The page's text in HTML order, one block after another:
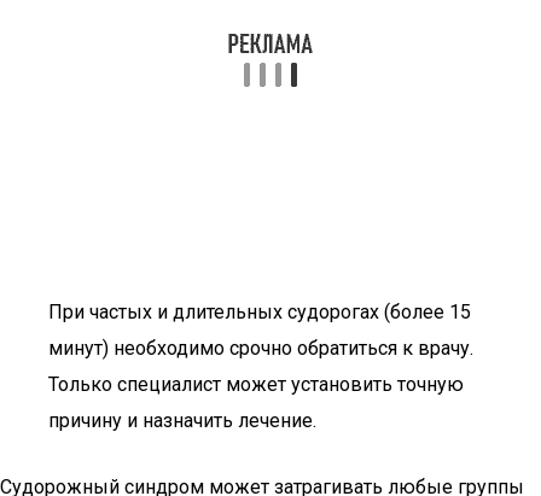
При частых и длительных судорогах (более 15
минут) необходимо срочно обратиться к врачу.
Только специалист может установить точную
причину и назначить лечение.
Судорожный синдром может затрагивать любые группы